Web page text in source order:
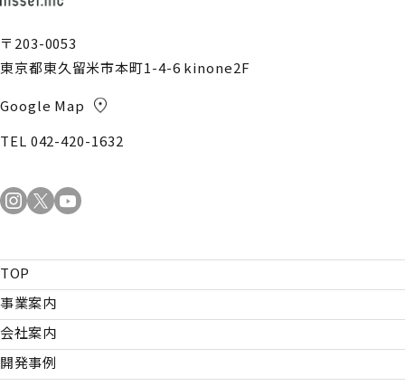
〒203-0053
東京都東久留米市本町1-4-6 kinone2F
Google Map
TEL 042-420-1632
TOP
事業案内
会社案内
開発事例